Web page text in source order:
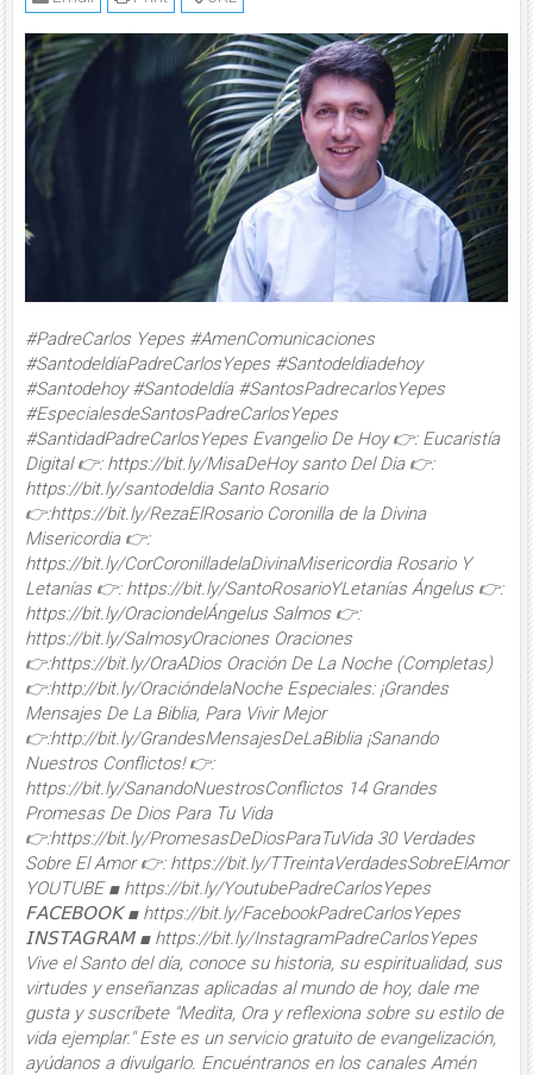
#PadreCarlos Yepes #AmenComunicaciones
#SantodeldíaPadreCarlosYepes #Santodeldiadehoy
#Santodehoy #Santodeldía #SantosPadrecarlosYepes
#EspecialesdeSantosPadreCarlosYepes
#SantidadPadreCarlosYepes Evangelio De Hoy 👉: Eucaristía
Digital 👉: https://bit.ly/MisaDeHoy santo Del Dia 👉:
https://bit.ly/santodeldia Santo Rosario
👉:https://bit.ly/RezaElRosario Coronilla de la Divina
Misericordia 👉:
https://bit.ly/CorCoronilladelaDivinaMisericordia Rosario Y
Letanías 👉: https://bit.ly/SantoRosarioYLetanías Ángelus 👉:
https://bit.ly/OraciondelÁngelus Salmos 👉:
https://bit.ly/SalmosyOraciones Oraciones
👉:https://bit.ly/OraADios Oración De La Noche (Completas)
👉:http://bit.ly/OracióndelaNoche Especiales: ¡Grandes
Mensajes De La Biblia, Para Vivir Mejor
👉:http://bit.ly/GrandesMensajesDeLaBiblia ¡Sanando
Nuestros Conflictos! 👉:
https://bit.ly/SanandoNuestrosConflictos 14 Grandes
Promesas De Dios Para Tu Vida
👉:https://bit.ly/PromesasDeDiosParaTuVida 30 Verdades
Sobre El Amor 👉: https://bit.ly/TTreintaVerdadesSobreElAmor
YOUTUBE ■ https://bit.ly/YoutubePadreCarlosYepes
𝖥𝖠𝖢𝖤𝖡𝖮𝖮𝖪 ■ https://bit.ly/FacebookPadreCarlosYepes
𝖨𝖭𝖲𝖳𝖠𝖦𝖱𝖠𝖬 ■ https://bit.ly/InstagramPadreCarlosYepes
Vive el Santo del día, conoce su historia, su espiritualidad, sus
virtudes y enseñanzas aplicadas al mundo de hoy, dale me
gusta y suscríbete "Medita, Ora y reflexiona sobre su estilo de
vida ejemplar." Este es un servicio gratuito de evangelización,
ayúdanos a divulgarlo. Encuéntranos en los canales Amén